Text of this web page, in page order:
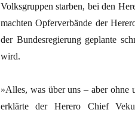
Volksgruppen starben, bei den
machten Opferverbände der
der Bundesregierung geplante
wird.
»Alles, was über uns – aber ohne
erklärte der Herero Chief